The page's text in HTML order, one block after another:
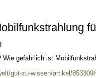
Wie gefährlich ist
gut-zu-wissen/artikel/